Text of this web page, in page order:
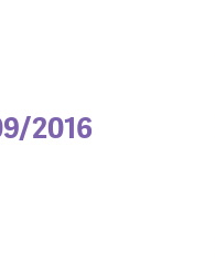
2016